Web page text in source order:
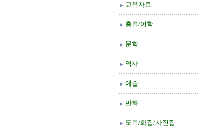
교육자료
총류/어학
문학
역사
예술
만화
도록/화집/사진집